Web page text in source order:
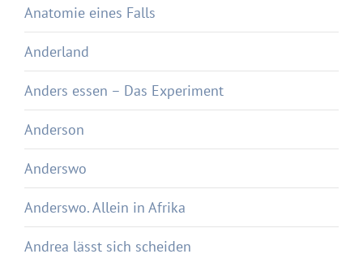
Anatomie eines Falls
Anderland
Anders essen – Das Experiment
Anderson
Anderswo
Anderswo. Allein in Afrika
Andrea lässt sich scheiden